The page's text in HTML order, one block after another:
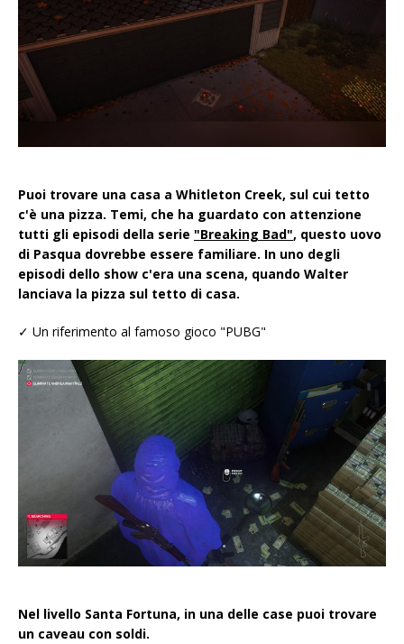
Puoi trovare una casa a Whitleton Creek, sul cui tetto
c'è una pizza. Temi, che ha guardato con attenzione
tutti gli episodi della serie "Breaking Bad", questo uovo
di Pasqua dovrebbe essere familiare. In uno degli
episodi dello show c'era una scena, quando Walter
lanciava la pizza sul tetto di casa.
✓ Un riferimento al famoso gioco "PUBG"
Nel livello Santa Fortuna, in una delle case puoi trovare
un caveau con soldi.